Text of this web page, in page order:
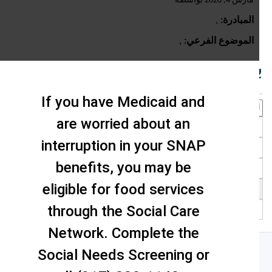
المبادرة:
الموضوع الفرعي:,
If you have Medicaid and
are worried about an
interruption in your SNAP
benefits, you may be
eligible for food services
through the Social Care
Network. Complete the
Social Needs Screening or